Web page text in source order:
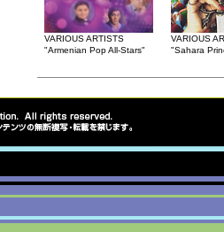
VARIOUS ARTISTS
"Armenian Pop All-Stars"
VARIOUS
"Sahara